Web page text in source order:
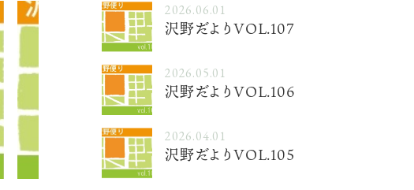
2026.06.01
沢野だよりVOL.107
2026.05.01
沢野だよりVOL.106
2026.04.01
沢野だよりVOL.105